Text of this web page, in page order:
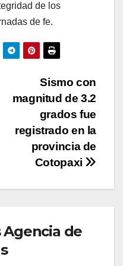
de los
de fe.
Sismo con
magnitud de 3.2
grados fue
registrado en la
provincia de
Cotopaxi
Agencia de